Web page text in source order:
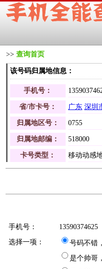
>> 查询首页
该号码归属地信息：
手机号：
省/市卡号： 广东 深圳
归属地区号： 0755
归属地邮编： 518000
卡号类型： 移动动感
手机号：
13590374625
选择一项：
号码不错
是个帅哥